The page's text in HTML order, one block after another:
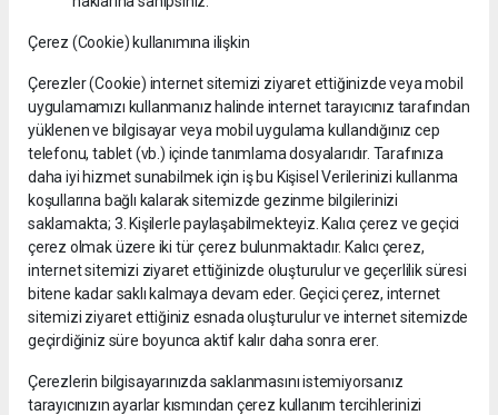
Çerez (Cookie) kullanımına ilişkin
Çerezler (Cookie) internet sitemizi ziyaret ettiğinizde veya mobil
uygulamamızı kullanmanız halinde internet tarayıcınız tarafından
yüklenen ve bilgisayar veya mobil uygulama kullandığınız cep
telefonu, tablet (vb.) içinde tanımlama dosyalarıdır. Tarafınıza
daha iyi hizmet sunabilmek için iş bu Kişisel Verilerinizi kullanma
koşullarına bağlı kalarak sitemizde gezinme bilgilerinizi
saklamakta; 3. Kişilerle paylaşabilmekteyiz. Kalıcı çerez ve geçici
çerez olmak üzere iki tür çerez bulunmaktadır. Kalıcı çerez,
internet sitemizi ziyaret ettiğinizde oluşturulur ve geçerlilik süresi
bitene kadar saklı kalmaya devam eder. Geçici çerez, internet
sitemizi ziyaret ettiğiniz esnada oluşturulur ve internet sitemizde
geçirdiğiniz süre boyunca aktif kalır daha sonra erer.
Çerezlerin bilgisayarınızda saklanmasını istemiyorsanız
tarayıcınızın ayarlar kısmından çerez kullanım tercihlerinizi